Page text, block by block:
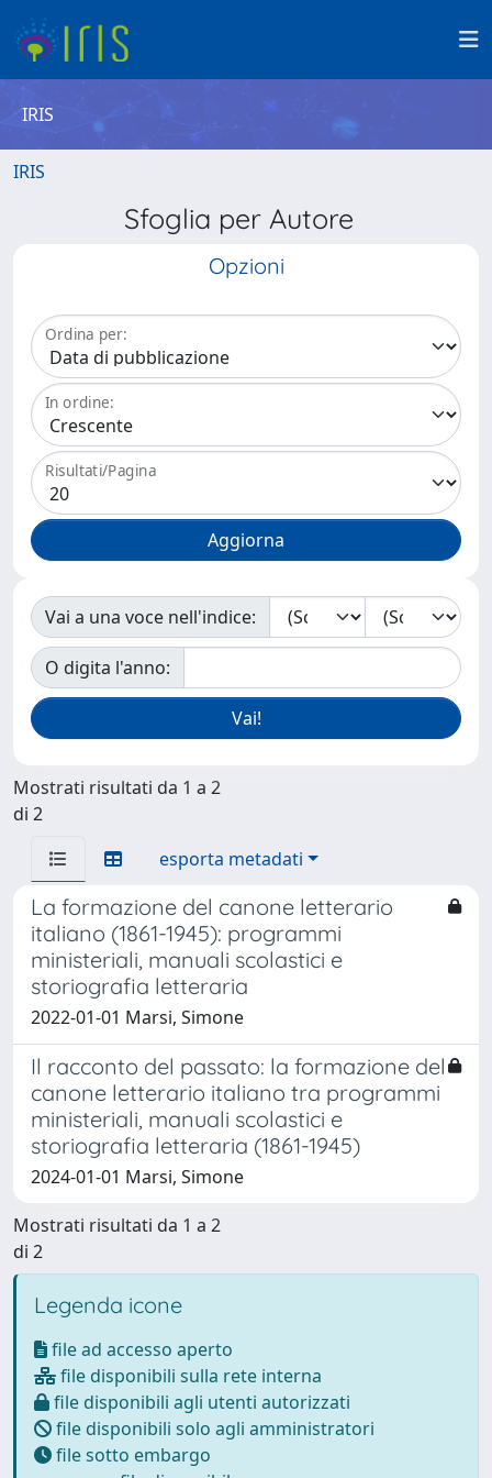
IRIS
IRIS
Sfoglia per Autore
Opzioni
Ordina per:
In ordine:
Risultati/Pagina
Vai a una voce nell'indice:
O digita l'anno:
Mostrati risultati da 1 a 2
di 2
esporta metadati
La formazione del canone letterario
italiano (1861-1945): programmi
ministeriali, manuali scolastici e
storiografia letteraria
2022-01-01 Marsi, Simone
Il racconto del passato: la formazione del
canone letterario italiano tra programmi
ministeriali, manuali scolastici e
storiografia letteraria (1861-1945)
2024-01-01 Marsi, Simone
Mostrati risultati da 1 a 2
di 2
Legenda icone
file ad accesso aperto
file disponibili sulla rete interna
file disponibili agli utenti autorizzati
file disponibili solo agli amministratori
file sotto embargo